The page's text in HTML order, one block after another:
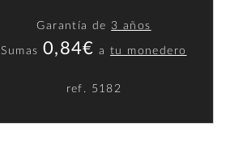
Garantía de 3 años
Sumas 0,84€ atu monedero
ref. 5182